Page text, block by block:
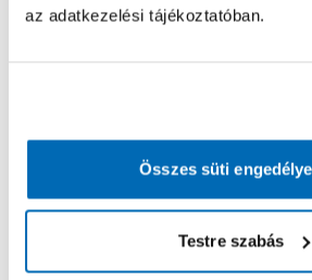
az adatkezelési tájékoztatóban.
Összes süti
Testre szabás